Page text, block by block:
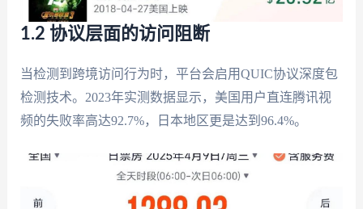
1.2 协议层面的访问阻断
当检测到跨境访问行为时，平台会启用QUIC协议深度包
检测技术。2023年实测数据显示，美国用户直连腾讯视
频的失败率高达92.7%，日本地区更是达到96.4%。